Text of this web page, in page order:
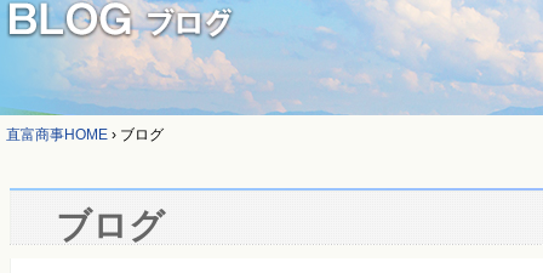
直富商事HOME › ブログ
ブログ